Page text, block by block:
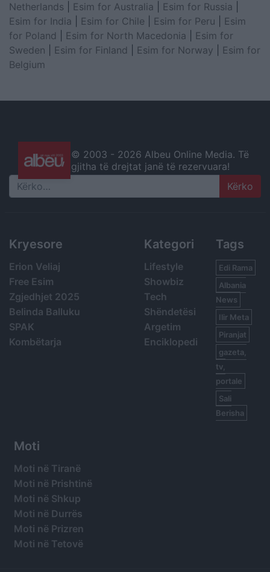
Netherlands
Esim for Australia Esim for Russia
Esim for India
Esim for Chile Esim for Peru
Esim
for Poland
Esim for North Macedonia
Esim for
Sweden
Esim for Finland Esim for Norway
Esim for
Belgium
© 2003 - 2026 Albeu Online Media. Të
gjitha të drejtat janë të rezervuara!
Search
Kryesore
Erion Veliaj
Free Esim
Zgjedhjet 2025
Belinda Balluku
SPAK
Kombëtarja
Kategori
Lifestyle
Showbiz
Tech
Shëndetësi
Argetim
Enciklopedi
Tags
Edi Rama
Albania
News
Ilir Meta
Piranjat
gazeta,
tv,
portale
Sali
Berisha
Moti
Moti në Tiranë
Moti në Prishtinë
Moti në Shkup
Moti në Durrës
Moti në Prizren
Moti në Tetovë